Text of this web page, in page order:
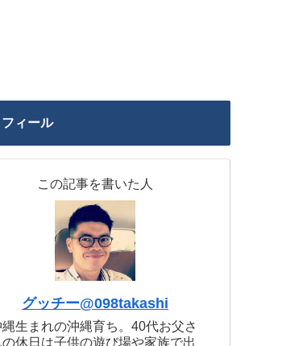
ィール
この記事を書いた人
グッチー@098takashi
縄生まれの沖縄育ち。40代お父さ
の休日は子供の遊び場や家族で出